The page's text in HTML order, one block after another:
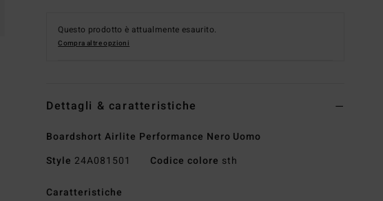
Questo prodotto è attualmente esaurito.
Compra altre opzioni
Dettagli & caratteristiche
Boardshort Airlite Performance Nero Uomo
Style 24A081501 Codice colore sth
Caratteristiche